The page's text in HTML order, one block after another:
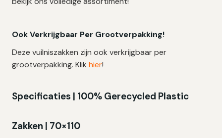
Ook Verkrijgbaar Per Grootverpakking!
Deze vuilniszakken zijn ook verkrijgbaar per
grootverpakking. Klik hier!
Specificaties | 100% Gerecycled Plastic
Zakken | 70×110